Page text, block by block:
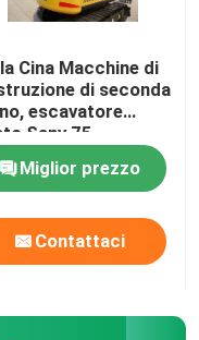
Cina Macchine di
di seconda
escavatore
Sany 75
Miglior prezzo
Contattaci